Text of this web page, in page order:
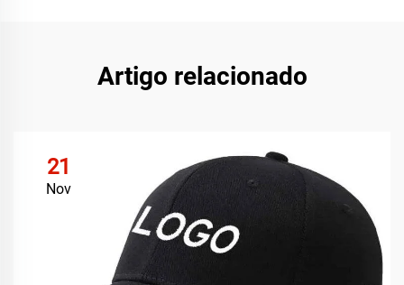
Artigo relacionado
21
Nov